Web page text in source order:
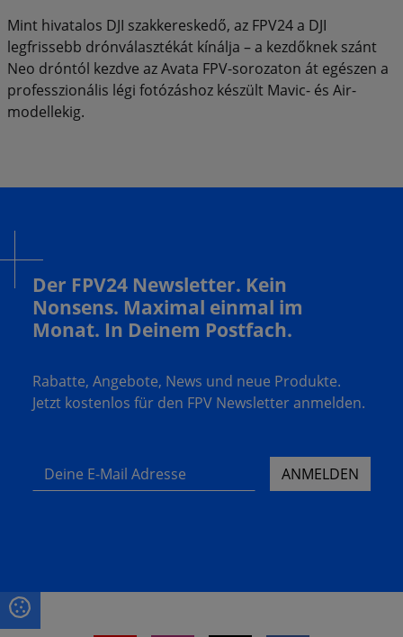
Mint hivatalos DJI szakkereskedő, az FPV24 a DJI
legfrissebb drónválasztékát kínálja – a kezdőknek szánt
Neo dróntól kezdve az Avata FPV-sorozaton át egészen a
professzionális légi fotózáshoz készült Mavic- és Air-
modellekig.
Der FPV24 Newsletter. Kein
Nonsens. Maximal einmal im
Monat. In Deinem Postfach.
Rabatte, Angebote, News und neue Produkte.
Jetzt kostenlos für den FPV Newsletter anmelden.
Deine E-Mail Adresse ANMELDEN